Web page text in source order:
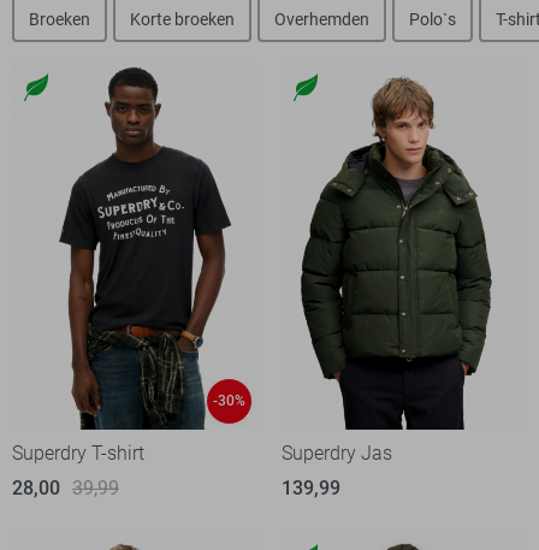
Broeken Korte broeken Overhemden Polo`s T-
-30%
Superdry T-shirt
28,00 39,99
Superdry Jas
139,99